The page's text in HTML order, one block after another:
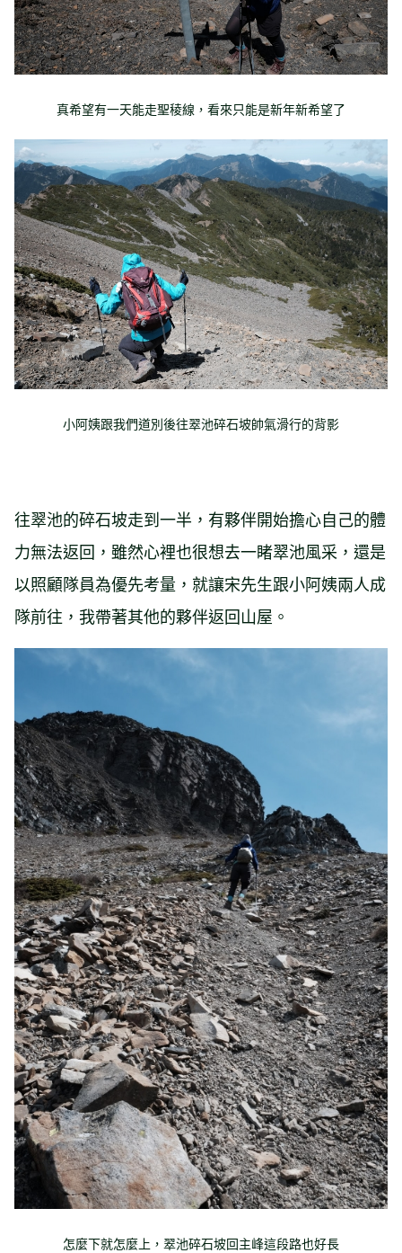
真希望有一天能走聖稜線，看來只能是新年新希望了
小阿姨跟我們道別後往翠池碎石坡帥氣滑行的背影
往翠池的碎石坡走到一半，有夥伴開始擔心自己的體
力無法返回，雖然心裡也很想去一睹翠池風采，還是
以照顧隊員為優先考量，就讓宋先生跟小阿姨兩人成
隊前往，我帶著其他的夥伴返回山屋。
怎麼下就怎麼上，翠池碎石坡回主峰這段路也好長